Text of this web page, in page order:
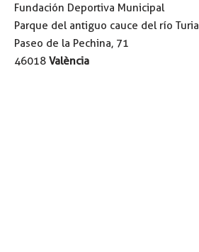
Fundación Deportiva Municipal
Parque del antiguo cauce del río Turia
Paseo de la Pechina, 71
46018 València